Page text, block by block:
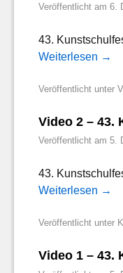
Veröffentlicht am 6.
43.
Weiterlesen →
Veröffentlicht unter
Video 2 – 43.
Veröffentlicht am 5.
43.
Weiterlesen →
Veröffentlicht unter
Video 1 – 43.